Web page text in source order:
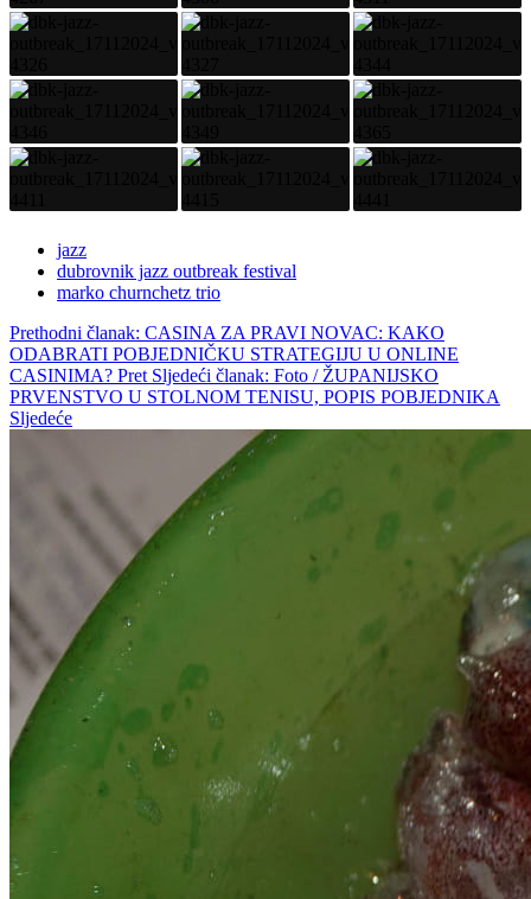
jazz
dubrovnik jazz outbreak festival
marko churnchetz trio
Prethodni članak: CASINA ZA PRAVI NOVAC: KAKO
ODABRATI POBJEDNIČKU STRATEGIJU U ONLINE
CASINIMA? Pret Sljedeći članak: Foto / ŽUPANIJSKO
PRVENSTVO U STOLNOM TENISU, POPIS POBJEDNIKA
Sljedeće